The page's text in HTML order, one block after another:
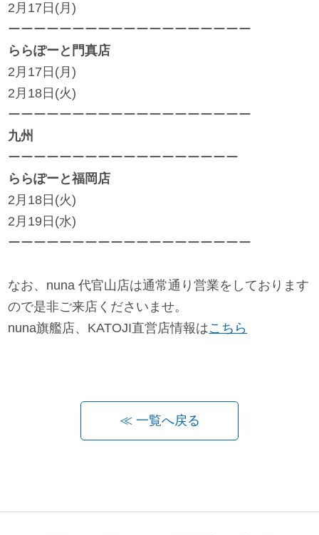
2月17日(月)
ーーーーーーーーーーーーーーーーーーー
ららぽーと門真店
2月17日(月)
2月18日(火)
ーーーーーーーーーーーーーーーーーーー
九州
ーーーーーーーーーーーーーーーーーー
ららぽーと福岡店
2月18日(火)
2月19日(水)
ーーーーーーーーーーーーーーーーーーー
なお、nuna 代官山店は通常通り営業をしております
ので是非ご来店くださいませ。
nuna旗艦店、KATOJI直営店情報はこちら
≪ 一覧へ戻る